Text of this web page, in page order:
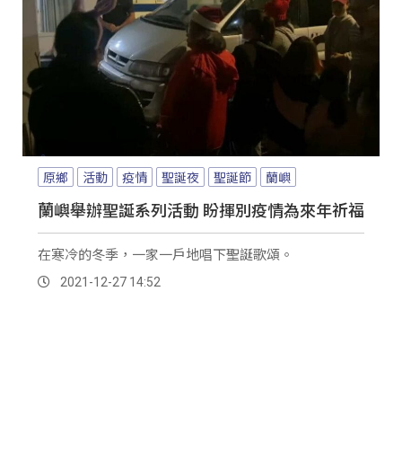
原鄉 活動 疫情 聖誕夜 聖誕節 蘭嶼
蘭嶼舉辦聖誕系列活動 盼揮別疫情為來年祈福
在寒冷的冬季，一家一戶地唱下聖誕歌頌。
2021-12-27 14:52